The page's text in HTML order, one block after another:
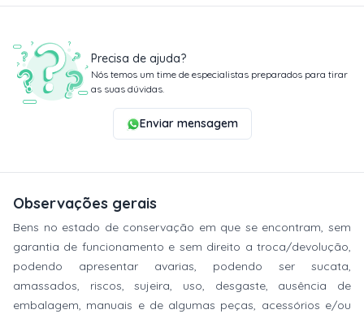
Precisa de ajuda?
Nós temos um time de especialistas preparados para tirar
as suas dúvidas.
Enviar mensagem
Observações gerais
Bens no estado de conservação em que se encontram, sem
garantia de funcionamento e sem direito a troca/devolução,
podendo apresentar avarias, podendo ser sucata,
amassados, riscos, sujeira, uso, desgaste, ausência de
embalagem, manuais e de algumas peças, acessórios e/ou